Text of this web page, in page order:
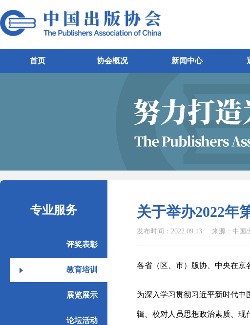
首页 协会概况 新闻中心
专业服务
评奖表彰
教育培训
展览展示
论坛活动
关于举办2022年
发布时间：2022.09.13 来源：中国
各省（区、市）版协、中央在京
为深入学习贯彻习近平新时代
辑 、校对人员思想政治素质、现